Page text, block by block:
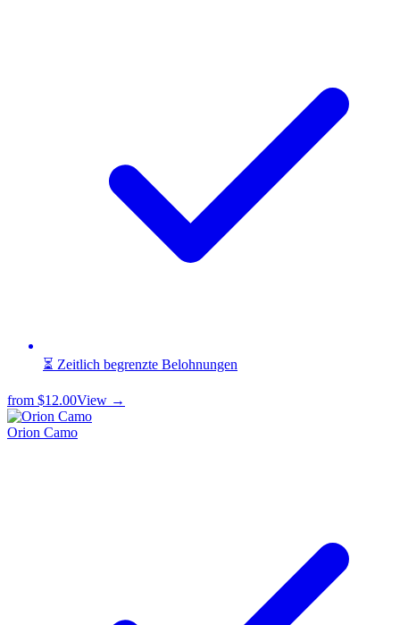
⏳ Zeitlich begrenzte Belohnungen
from $12.00View →
Orion Camo